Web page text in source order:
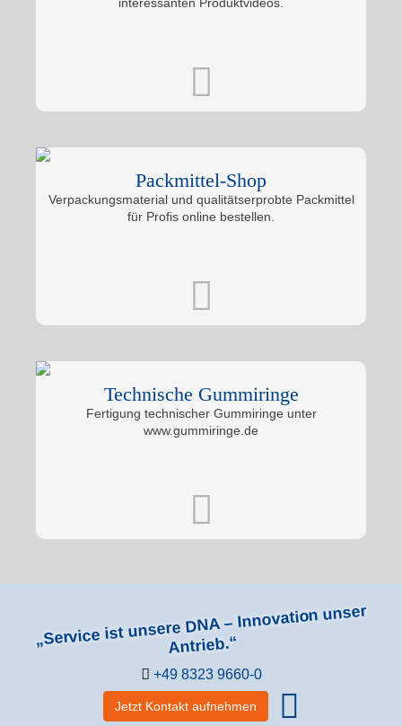
interessanten Produktvideos.
Packmittel-Shop
Verpackungsmaterial und qualitätserprobte Packmittel
für Profis online bestellen.
Technische Gummiringe
Fertigung technischer Gummiringe unter
www.gummiringe.de
„Service ist unsere DNA – Innovation unser
Antrieb.“
+49 8323 9660-0
Jetzt Kontakt aufnehmen